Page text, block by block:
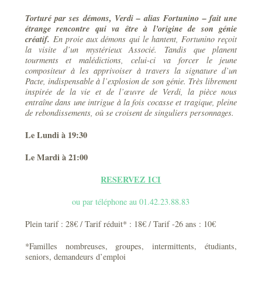
Torturé par ses démons, Verdi – alias Fortunino – fait une
étrange rencontre qui va être à l’origine de son génie
créatif. En proie aux démons qui le hantent, Fortunino reçoit
la visite d’un mystérieux Associé. Tandis que planent
tourments et malédictions, celui-ci va forcer le jeune
compositeur à les apprivoiser à travers la signature d’un
Pacte, indispensable à l’explosion de son génie. Très librement
inspirée de la vie et de l’œuvre de Verdi, la pièce nous
entraîne dans une intrigue à la fois cocasse et tragique, pleine
de rebondissements, où se croisent de singuliers personnages.
Le Lundi à 19:30
Le Mardi à 21:00
RESERVEZ ICI
ou par téléphone au 01.42.23.88.83
Plein tarif : 28€ / Tarif réduit* : 18€ / Tarif -26 ans : 10€
*Familles nombreuses, groupes, intermittents, étudiants,
seniors, demandeurs d’emploi